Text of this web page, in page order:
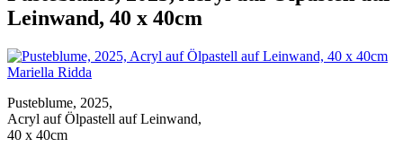
Leinwand, 40 x 40cm
Mariella Ridda
Pusteblume, 2025,
Acryl auf Ölpastell auf Leinwand,
40 x 40cm